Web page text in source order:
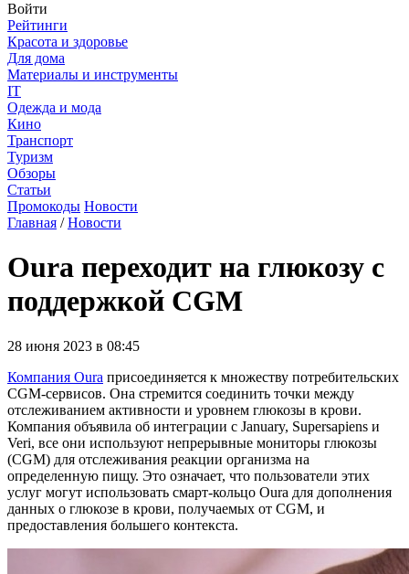
Войти
Рейтинги
Красота и здоровье
Для дома
Материалы и инструменты
IT
Одежда и мода
Кино
Транспорт
Туризм
Обзоры
Статьи
Промокоды Новости
Главная /Новости
Oura переходит на глюкозу с
поддержкой CGM
28 июня 2023 в 08:45
Компания Oura присоединяется к множеству потребительских
CGM-сервисов. Она стремится соединить точки между
отслеживанием активности и уровнем глюкозы в крови.
Компания объявила об интеграции с January, Supersapiens и
Veri, все они используют непрерывные мониторы глюкозы
(CGM) для отслеживания реакции организма на
определенную пищу. Это означает, что пользователи этих
услуг могут использовать смарт-кольцо Oura для дополнения
данных о глюкозе в крови, получаемых от CGM, и
предоставления большего контекста.